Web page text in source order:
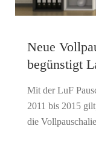
Neue
begünstigt
Mit der LuF
2011 bis 2015
die